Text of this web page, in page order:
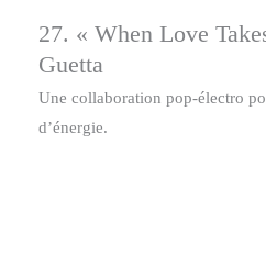
27. « When Love
Guetta
Une collaboration pop-électro
d’énergie.